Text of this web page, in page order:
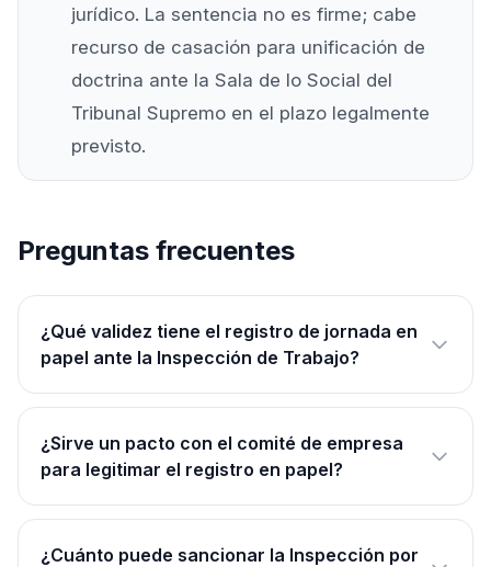
jurídico. La sentencia no es firme; cabe
recurso de casación para unificación de
doctrina ante la Sala de lo Social del
Tribunal Supremo en el plazo legalmente
previsto.
Preguntas frecuentes
¿Qué validez tiene el registro de jornada en
papel ante la Inspección de Trabajo?
¿Sirve un pacto con el comité de empresa
para legitimar el registro en papel?
¿Cuánto puede sancionar la Inspección por